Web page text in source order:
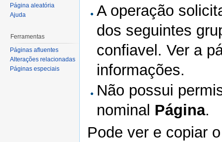
A operação
dos seguintes
confiavel. Ver a
informações.
Não possui
nominal Página.
Pode ver e copiar
Página aleatória
Ajuda
Ferramentas
Páginas afluentes
Alterações relacionadas
Páginas especiais